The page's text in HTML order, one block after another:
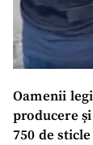
Oamenii
producere
750 de